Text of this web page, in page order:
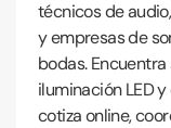
técnicos de
y empresas de
bodas.
iluminación LED
cotiza online,